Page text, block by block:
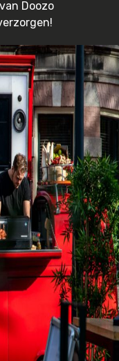
Doozo